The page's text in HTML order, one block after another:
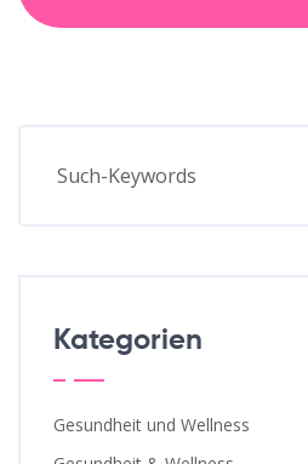
Kategorien
Gesundheit und Wellness